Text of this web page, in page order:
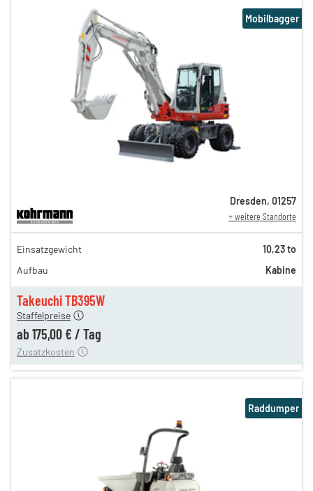
Takeuchi TB395W
302,00 €
252,00 €
211,00 €
Staffelpreise
ab 175,00 € / Tag
12,00 €
Zusatzkosten
Mobilbagger
Dresden, 01257
+ weitere Standorte
Einsatzgewicht
10,23 to
Aufbau
Kabine
Raddumper